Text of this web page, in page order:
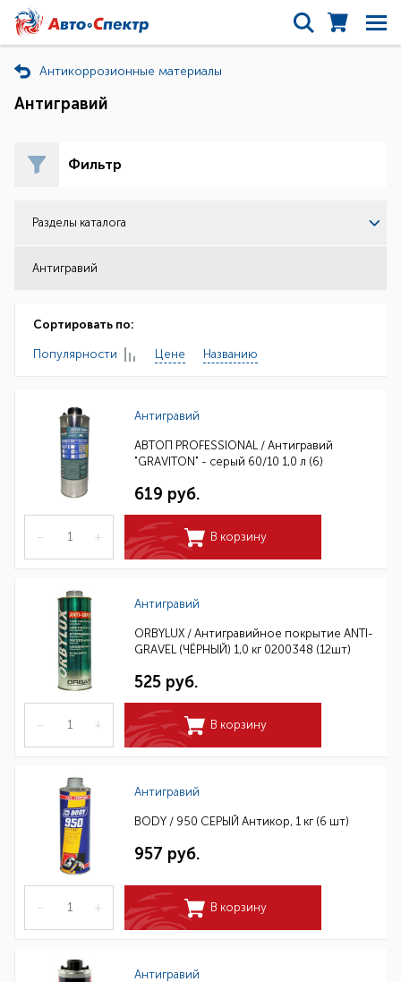
Антикоррозионные материалы
Антигравий
Фильтр
Разделы каталога
Антигравий
Сортировать по:
Популярности Цене Названию
Антигравий
АВТОП PROFESSIONAL / Антигравий
"GRAVITON" - серый 60/10 1,0 л (6)
619 руб.
– + В корзину
Антигравий
ORBYLUX / Антигравийное покрытие ANTI-
GRAVEL (ЧЁРНЫЙ) 1,0 кг 0200348 (12шт)
525 руб.
– + В корзину
Антигравий
BODY / 950 СЕРЫЙ Антикор, 1 кг (6 шт)
957 руб.
– + В корзину
Антигравий